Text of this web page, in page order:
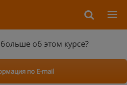
об этом курсе?
по E-mail